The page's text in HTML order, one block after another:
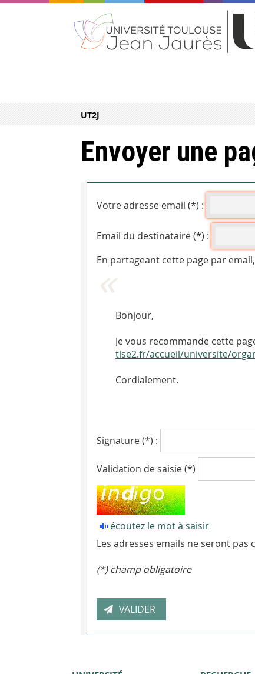
UT2J
Envoyer une
Votre adresse email (*) :
Email du destinataire (*) :
En partageant cette page par
Bonjour,
Je vous recommande cette
tlse2.fr/accueil/universite/
Cordialement.
Signature (*) :
Validation de saisie (*)
écoutez le mot à saisir
Les adresses emails ne seront
(*) champ obligatoire